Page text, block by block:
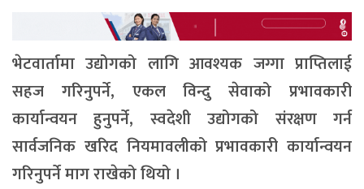
भेटवार्तामा उद्योगको लागि आवश्यक जग्गा प्राप्तिलाई
सहज गरिनुपर्ने, एकल विन्दु सेवाको प्रभावकारी
कार्यान्वयन हुनुपर्ने, स्वदेशी उद्योगको संरक्षण गर्न
सार्वजनिक खरिद नियमावलीको प्रभावकारी कार्यान्वयन
गरिनुपर्ने माग राखेको थियो ।